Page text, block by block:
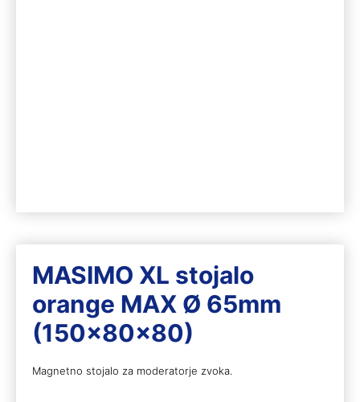
MASIMO XL stojalo
orange MAX Ø 65mm
(150x80x80)
Magnetno stojalo za moderatorje zvoka.